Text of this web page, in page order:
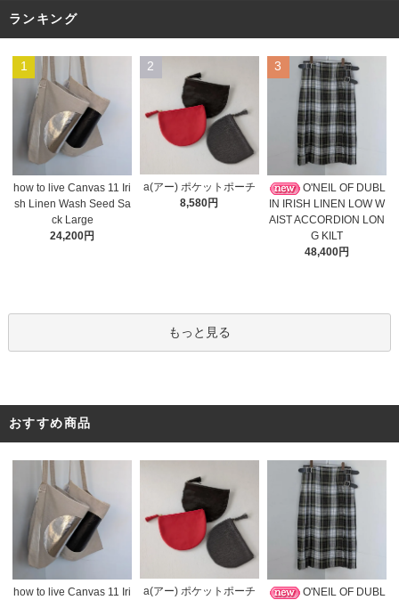
ランキング
1
how to live Canvas 11 Iri
sh Linen Wash Seed Sa
ck Large
24,200円
2
a(アー) ポケットポーチ
8,580円
3
O'NEIL OF DUBL
IN IRISH LINEN LOW W
AIST ACCORDION LON
G KILT
48,400円
もっと見る
おすすめ商品
how to live Canvas 11 Iri
a(アー) ポケットポーチ
O'NEIL OF DUBL